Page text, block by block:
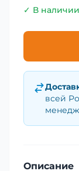
✓ В наличии
всей
Описание